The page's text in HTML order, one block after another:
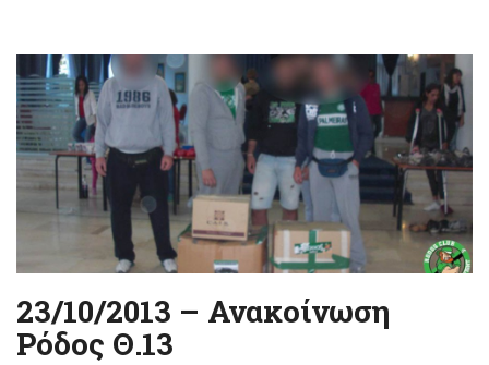
23/10/2013 – Ανακοίνωση
Ρόδος Θ.13